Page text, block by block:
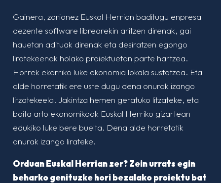
Gainera, zorionez Euskal Herrian baditugu enpresa
dezente software librearekin aritzen direnak, gai
hauetan adituak direnak eta desiratzen egongo
liratekeenak holako proiektuetan parte hartzea.
Horrek ekarriko luke ekonomia lokala sustatzea. Eta
alde horretatik ere uste dugu dena onurak izango
litzatekeela. Jakintza hemen geratuko litzateke, eta
baita arlo ekonomikoak Euskal Herriko gizartean
edukiko luke bere buelta. Dena alde horretatik
onurak izango lirateke.
Orduan Euskal Herrian zer? Zein urrats egin
beharko genituzke hori bezalako proiektu bat